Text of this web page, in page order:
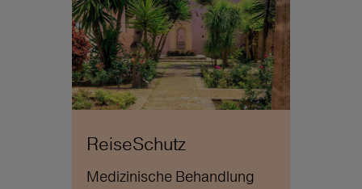
ReiseSchutz
Medizinische Behandlung